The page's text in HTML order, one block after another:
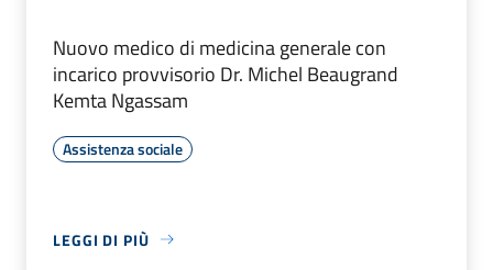
Nuovo medico di medicina generale con
incarico provvisorio Dr. Michel Beaugrand
Kemta Ngassam
Assistenza sociale
LEGGI DI PIÙ